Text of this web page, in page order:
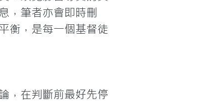
，筆者亦會即時刪
衡，是每一個基督徒
，在判斷前最好先停